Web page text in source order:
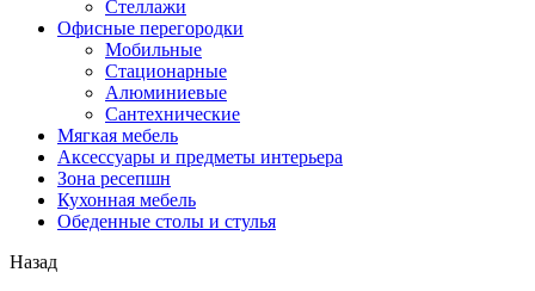
Стеллажи
Офисные перегородки
Мобильные
Стационарные
Алюминиевые
Сантехнические
Мягкая мебель
Аксессуары и предметы интерьера
Зона ресепшн
Кухонная мебель
Обеденные столы и стулья
Назад